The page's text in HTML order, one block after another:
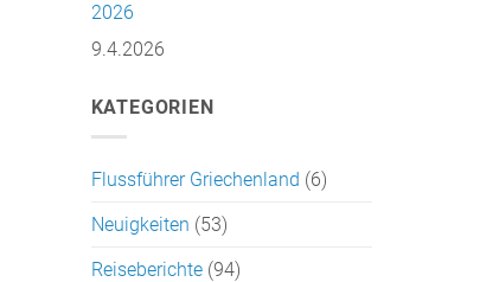
2026
9.4.2026
KATEGORIEN
Flussführer Griechenland (6)
Neuigkeiten (53)
Reiseberichte(94)